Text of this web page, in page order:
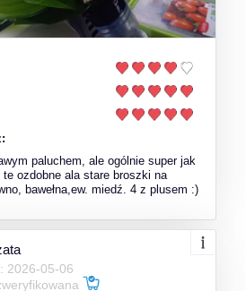
paluchem, ale ogólnie super jak
te ozdobne ala stare broszki na
bawełna,ew. miedź. 4 z plusem :)
2026-05-06